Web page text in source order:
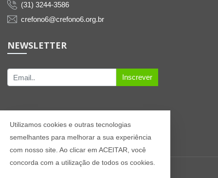
(31) 3244-3586
crefono6@crefono6.org.br
NEWSLETTER
Inscrever
Utilizamos cookies e outras tecnologias
semelhantes para melhorar a sua experiência
com nosso site. Ao clicar em ACEITAR, você
concorda com a utilização de todos os cookies.